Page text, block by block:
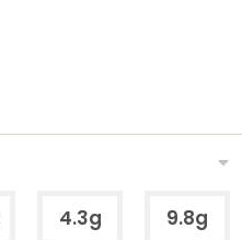
4.3g 9.8g